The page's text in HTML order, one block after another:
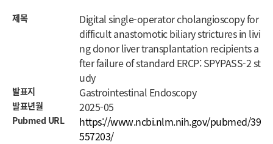
제목
Digital single-operator cholangioscopy for
difficult anastomotic biliary strictures in livi
ng donor liver transplantation recipients a
fter failure of standard ERCP: SPYPASS-2 st
udy
발표지 Gastrointestinal Endoscopy
발표년월 2025-05
Pubmed URL
https://www.ncbi.nlm.nih.gov/pubmed/39
557203/